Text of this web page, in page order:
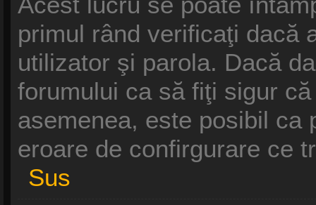
primul rând verificaţi dacă
utilizator şi parola. Dacă
forumului ca să fiţi sigur
asemenea, este posibil ca
eroare de confirgurare ce
Sus